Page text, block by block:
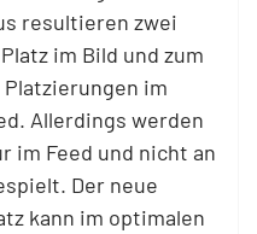
resultieren zwei
im Bild und zum
im
Allerdings werden
im Feed und nicht an
Der neue
kann im optimalen